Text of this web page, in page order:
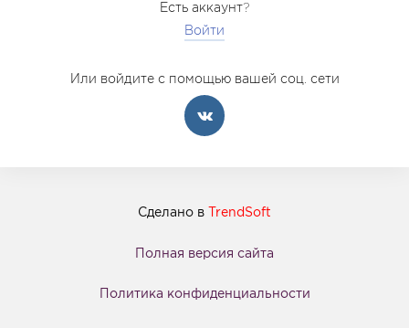
Есть аккаунт?
Войти
Или войдите с помощью вашей соц. сети
Сделано в TrendSoft
Полная версия сайта
Политика конфиденциальности